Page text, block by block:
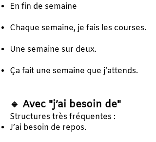
En fin de semaine
Chaque semaine, je fais les courses.
Une semaine sur deux.
Ça fait une semaine que j’attends.
🔹 Avec "j’ai besoin de"
Structures très fréquentes :
J’ai besoin de repos.